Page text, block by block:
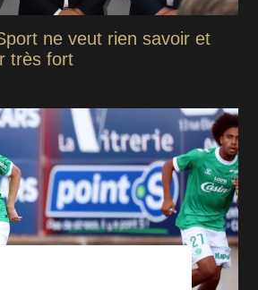
ne veut rien savoir et
très fort